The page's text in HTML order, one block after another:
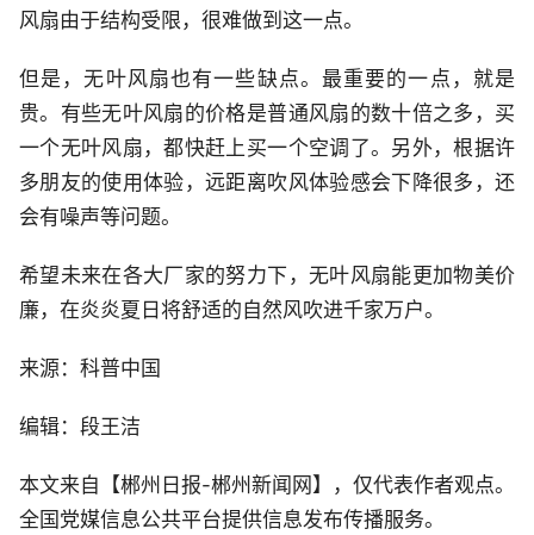
风扇由于结构受限，很难做到这一点。
但是，无叶风扇也有一些缺点。最重要的一点，就是
贵。有些无叶风扇的价格是普通风扇的数十倍之多，买
一个无叶风扇，都快赶上买一个空调了。另外，根据许
多朋友的使用体验，远距离吹风体验感会下降很多，还
会有噪声等问题。
希望未来在各大厂家的努力下，无叶风扇能更加物美价
廉，在炎炎夏日将舒适的自然风吹进千家万户。
来源：科普中国
编辑：段王洁
本文来自【郴州日报-郴州新闻网】，仅代表作者观点。
全国党媒信息公共平台提供信息发布传播服务。